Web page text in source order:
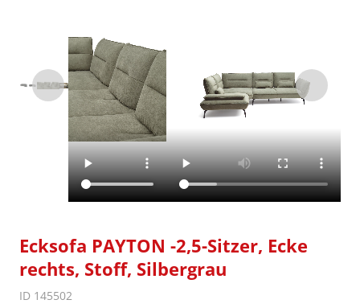
Ecksofa PAYTON -2,5-Sitzer, Ecke
rechts, Stoff, Silbergrau
ID 145502